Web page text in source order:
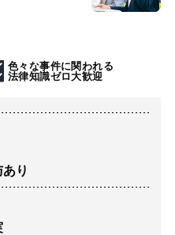
色々な事件に関われる
法律知識ゼロ大歓迎
り